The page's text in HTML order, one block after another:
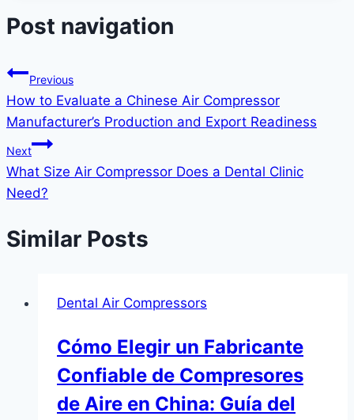
Post navigation
Previous
How to Evaluate a Chinese Air Compressor
Manufacturer’s Production and Export Readiness
Next
What Size Air Compressor Does a Dental Clinic
Need?
Similar Posts
Dental Air Compressors
Cómo Elegir un Fabricante
Confiable de Compresores
de Aire en China: Guía del